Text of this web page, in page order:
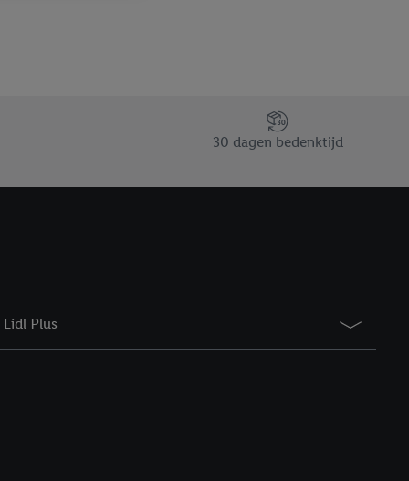
30 dagen bedenktijd
Lidl Plus